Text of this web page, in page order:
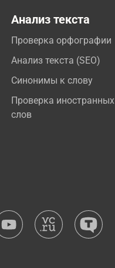
Анализ текста
Проверка орфографии
Анализ текста (SEO)
Синонимы к слову
Проверка иностранных
слов